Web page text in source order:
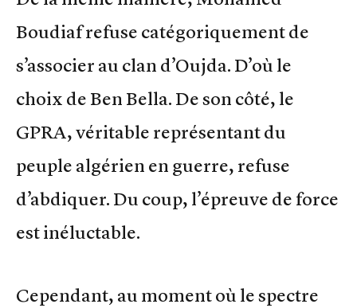
Boudiaf refuse catégoriquement de
s’associer au clan d’Oujda. D’où le
choix de Ben Bella. De son côté, le
GPRA, véritable représentant du
peuple algérien en guerre, refuse
d’abdiquer. Du coup, l’épreuve de force
est inéluctable.
Cependant, au moment où le spectre